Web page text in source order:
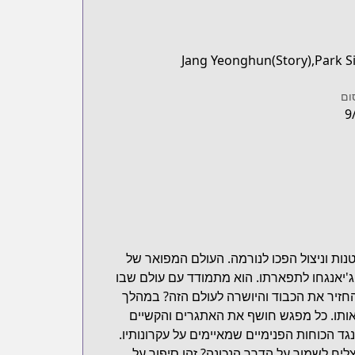
Jang Yeonghun(Story),Park
וניצול הפכו לנורמה. העולם המפואר של
לתפארתו. הוא מתמודד עם עולם שבו
את הכבוד והיושרה לעולם הזה? במהלך
כל מפגש חושף את האתגרים והקשיים
הכוחות הפנימיים שמאיימים על עקרונותיו.